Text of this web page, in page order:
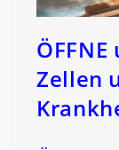
Zellen